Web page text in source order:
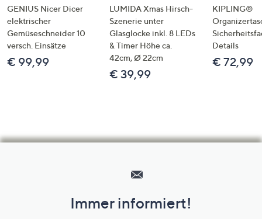
GENIUS Nicer Dicer
elektrischer
Gemüseschneider 10
versch. Einsätze
€ 99,99
LUMIDA Xmas Hirsch-
Szenerie unter
Glasglocke inkl. 8 LEDs
& Timer Höhe ca.
42cm, Ø 22cm
€ 39,99
KIPLING®
Details
€ 72,99
Unternehmensinformationen
Immer informiert!